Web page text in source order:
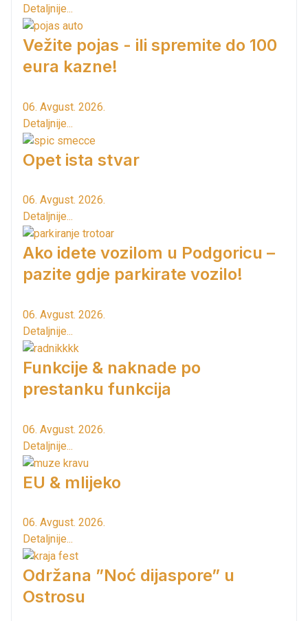
Detaljnije...
Vežite pojas - ili spremite do 100
eura kazne!
06. Avgust. 2026.
Detaljnije...
Opet ista stvar
06. Avgust. 2026.
Detaljnije...
Ako idete vozilom u Podgoricu –
pazite gdje parkirate vozilo!
06. Avgust. 2026.
Detaljnije...
Funkcije & naknade po
prestanku funkcija
06. Avgust. 2026.
Detaljnije...
EU & mlijeko
06. Avgust. 2026.
Detaljnije...
Održana ”Noć dijaspore” u
Ostrosu